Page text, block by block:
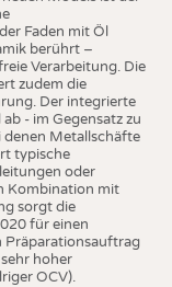
Faden mit Öl
berührt –
Verarbeitung. Die
zudem die
Der integrierte
- im Gegensatz zu
denen Metallschäfte
typische
oder
Kombination mit
sorgt die
für einen
Präparationsauftrag
hoher
OCV).